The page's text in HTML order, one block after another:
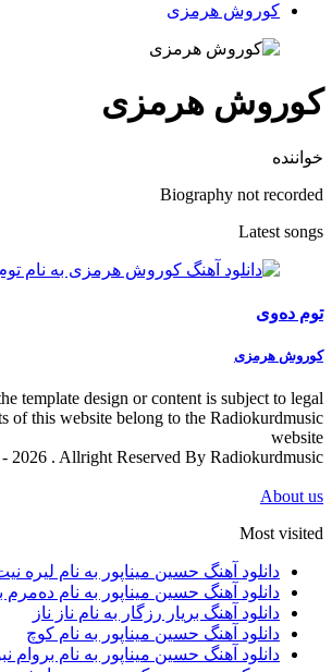
کوروش هرمزی
کوروش هرمزی
خواننده
Biography not recorded
Latest songs
توم دەوی
کوروش هرمزی
template design or content is subject to legal
of this website belong to the Radiokurdmusic
website
2026 . Allright Reserved By Radiokurdmusic
About us
Most visited
دانلود آهنگ حسین میناپور به نام لیره
دانلود آهنگ حسین میناپور به نام دەمرم
دانلود آهنگ بریار رزگار به نام ناز ناز
دانلود آهنگ حسین میناپور به نام کوچ
دانلود آهنگ حسین میناپور به نام بروام